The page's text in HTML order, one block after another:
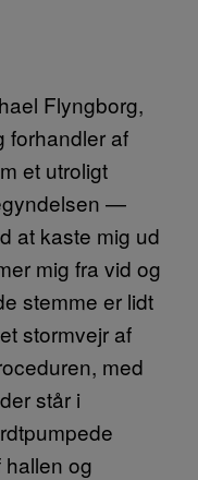
Flyngborg,
forhandler af
et utroligt
—
at kaste mig ud
mig fra vid og
stemme er lidt
stormvejr af
med
står i
og